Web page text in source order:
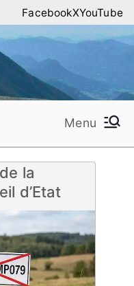
FacebookXYouTube
Amis
de
Menu
la
d’Etat